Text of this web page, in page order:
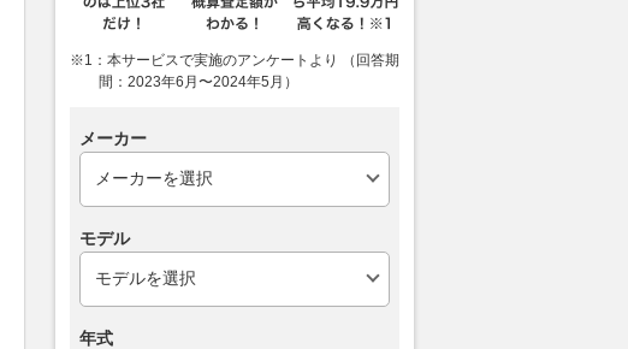
※1：本サービスで実施のアンケートより （回答期
間：2023年6月〜2024年5月）
メーカー
モデル
年式